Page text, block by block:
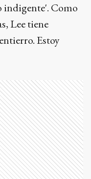
indigente'. Como
Lee tiene
Estoy